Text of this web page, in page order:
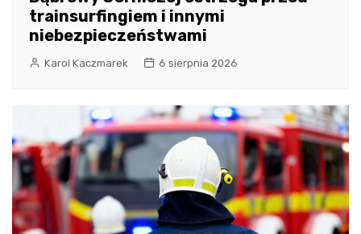
trainsurfingiem i innymi
niebezpieczeństwami
Karol Kaczmarek 6 sierpnia 2026